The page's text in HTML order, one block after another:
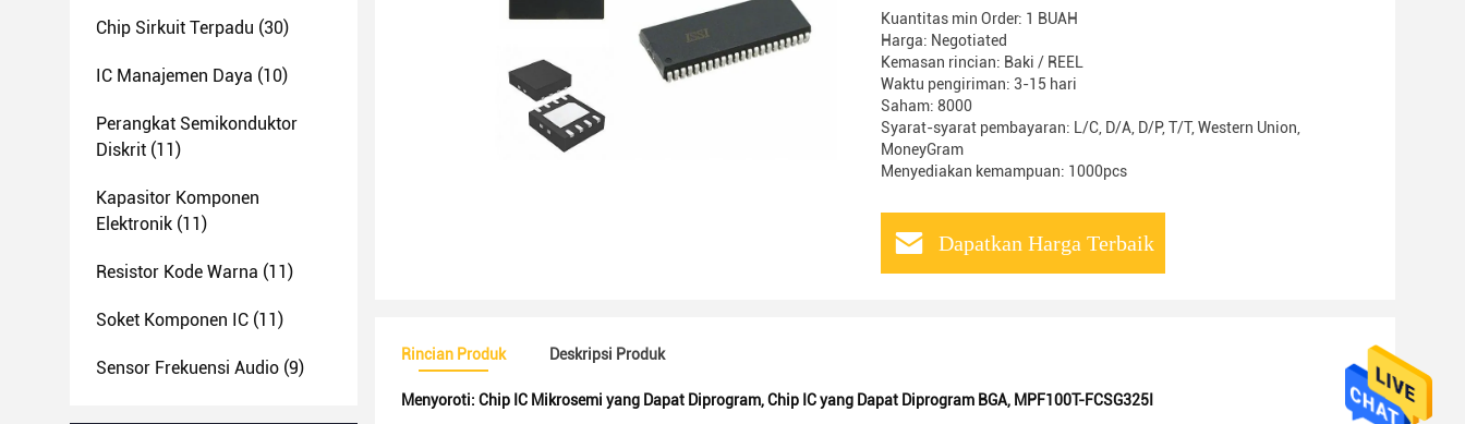
Chip Sirkuit Terpadu (30)
IC Manajemen Daya (10)
Perangkat Semikonduktor
Diskrit (11)
Kapasitor Komponen
Elektronik (11)
Resistor Kode Warna (11)
Soket Komponen IC (11)
Sensor Frekuensi Audio (9)
Kuantitas min Order: 1 BUAH
Harga: Negotiated
Kemasan rincian: Baki / REEL
Waktu pengiriman: 3-15 hari
Saham: 8000
Syarat-syarat pembayaran: L/C, D/A, D/P, T/T, Western Union,
MoneyGram
Menyediakan kemampuan: 1000pcs
Dapatkan Harga Terbaik
Rincian Produk Deskripsi Produk
Menyoroti: Chip IC Mikrosemi yang Dapat Diprogram,Chip IC yang Dapat Diprogram BGA, MPF100T-FCSG325I